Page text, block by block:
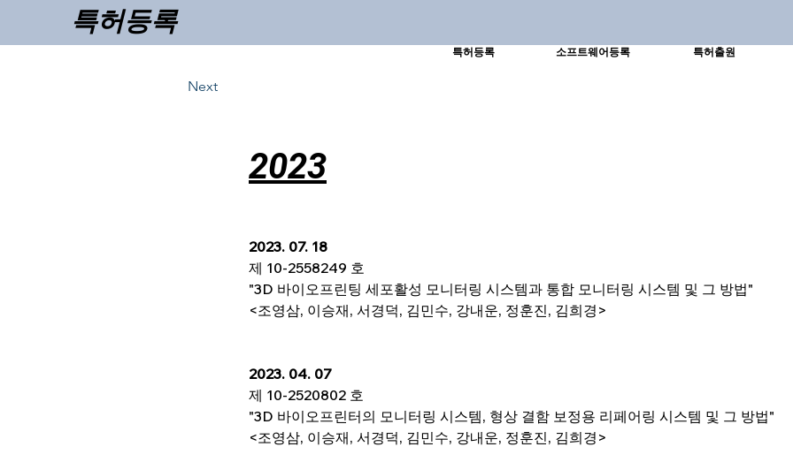
특허등록
특허등록 소프트웨어등록 특허출원
Next
2023
2023. 07. 18
제 10-2558249 호
"3D 바이오프린팅 세포활성 모니터링 시스템과 통합 모니터링 시스템 및 그 방법"
<조영삼, 이승재, 서경덕, 김민수, 강내운, 정훈진, 김희경>
2023. 04. 07
제 10-2520802 호
"3D 바이오프린터의 모니터링 시스템, 형상 결함 보정용 리페어링 시스템 및 그 방법"
<조영삼, 이승재, 서경덕, 김민수, 강내운, 정훈진, 김희경>